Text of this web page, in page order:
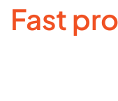
Fast